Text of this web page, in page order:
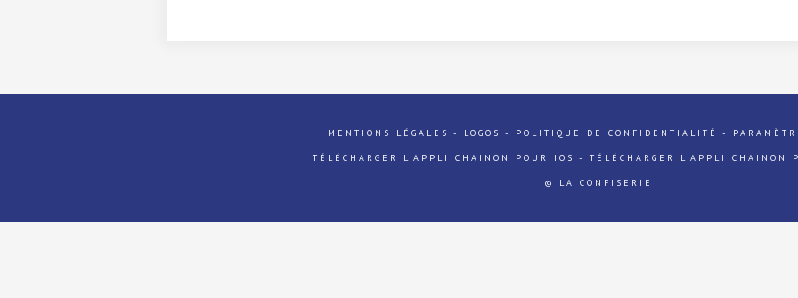
MENTIONS LÉGALES - LOGOS - POLITIQUE DE CONFIDENTIALITÉ -
TÉLÉCHARGER L'APPLI CHAINON POUR IOS - TÉLÉCHARGER L'APPLI CHAINON
© LA CONFISERIE